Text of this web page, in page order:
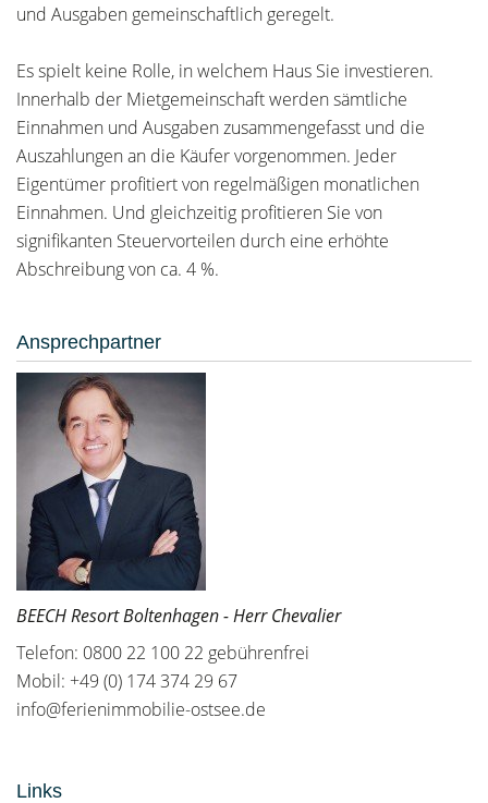
und Ausgaben gemeinschaftlich geregelt.
Es spielt keine Rolle, in welchem Haus Sie investieren.
Innerhalb der Mietgemeinschaft werden sämtliche
Einnahmen und Ausgaben zusammengefasst und die
Auszahlungen an die Käufer vorgenommen. Jeder
Eigentümer profitiert von regelmäßigen monatlichen
Einnahmen. Und gleichzeitig profitieren Sie von
signifikanten Steuervorteilen durch eine erhöhte
Abschreibung von ca. 4 %.
Ansprechpartner
BEECH Resort Boltenhagen - Herr Chevalier
Telefon: 0800 22 100 22 gebührenfrei
Mobil: +49 (0) 174 374 29 67
info@ferienimmobilie-ostsee.de
Links